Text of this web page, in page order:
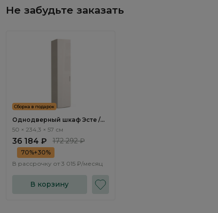
Не забудьте заказать
Сборка в подарок
Однодверный шкаф Эсте /
Este ST801.0
50 × 234,3 × 57 см
36 184 ₽ 172 292 ₽
70%+30%
В рассрочку от 3 015 ₽/месяц
В корзину